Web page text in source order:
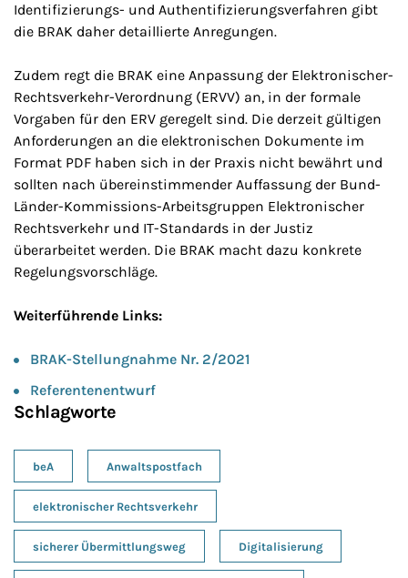
Identifizierungs- und Authentifizierungsverfahren gibt
die BRAK daher detaillierte Anregungen.
Zudem regt die BRAK eine Anpassung der Elektronischer-
Rechtsverkehr-Verordnung (ERVV) an, in der formale
Vorgaben für den ERV geregelt sind. Die derzeit gültigen
Anforderungen an die elektronischen Dokumente im
Format PDF haben sich in der Praxis nicht bewährt und
sollten nach übereinstimmender Auffassung der Bund-
Länder-Kommissions-Arbeitsgruppen Elektronischer
Rechtsverkehr und IT-Standards in der Justiz
überarbeitet werden. Die BRAK macht dazu konkrete
Regelungsvorschläge.
Weiterführende Links:
BRAK-Stellungnahme Nr. 2/2021
Referentenentwurf
Schlagworte
beA Anwaltspostfach
elektronischer Rechtsverkehr
sicherer Übermittlungsweg Digitalisierung